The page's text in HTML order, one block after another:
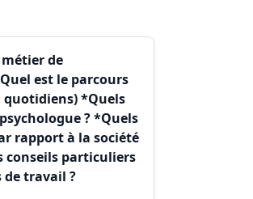
de
est le parcours
quotidiens) *Quels
? *Quels
rapport à la société
conseils particuliers
de travail ?